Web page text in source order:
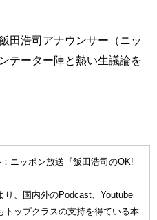
田浩司アナウンサー（ニッ
テーター陣と熱い生議論を
ニッポン放送『飯田浩司のOK!
り、国内外のPodcast、Youtube
トップクラスの支持を得ている本